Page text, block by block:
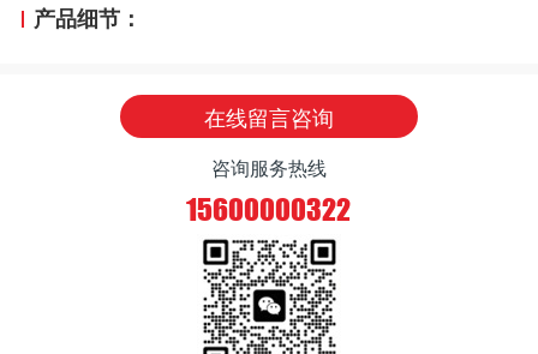
产品细节：
在线留言咨询
咨询服务热线
15600000322